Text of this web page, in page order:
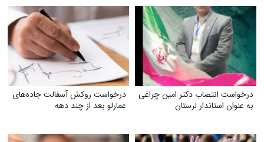
درخواست انتصاب دکتر امین چراغی
به عنوان استاندار لرستان
درخواست روکش آسفالت جاده‌های
عمارلو بعد از چند دهه